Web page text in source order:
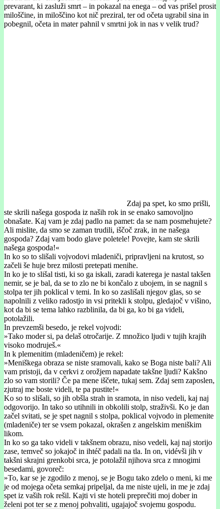
prevarant, ki zasluži smrt – in pokazal na enega – od vas prišel prosit
miloščine, in miloščino kot nič preziral, ter od očeta ugrabil sina in
pobegnil, očeta in mater pahnil v smrtni jok in nas v velik trud?
Zdaj pa spet, ko smo prišli,
ste skrili našega gospoda iz naših rok in se enako samovoljno
obnašate. Kaj vam je zdaj padlo na pamet: da se nam posmehujete?
Ali mislite, da smo se zaman trudili, iščoč zrak, in ne našega
gospoda? Zdaj vam bodo glave poletele! Povejte, kam ste skrili
našega gospoda!«
In ko so to slišali vojvodovi mladeniči, pripravljeni na krutost, so
začeli še huje brez milosti pretepati menihe.
In ko je to slišal tisti, ki so ga iskali, zaradi katerega je nastal takšen
nemir, se je bal, da se to zlo ne bi končalo z ubojem, in se nagnil s
stolpa ter jih poklical v temi. In ko so zaslišali njegov glas, so se
napolnili z veliko radostjo in vsi pritekli k stolpu, gledajoč v višino,
kot da bi se tema lahko razblinila, da bi ga, ko bi ga videli,
potolažili.
In prevzemši besedo, je rekel vojvodi:
»Tako moder si, pa delaš otročarije. Z množico ljudi v tujih krajih
visoko modruješ.«
In k plemenitim (mladeničem) je rekel:
»Meniškega obraza se niste sramovali, kako se Boga niste bali? Ali
vam pristoji, da v cerkvi z orožjem napadate takšne ljudi? Kakšno
zlo so vam storili? Če pa mene iščete, tukaj sem. Zdaj sem zaposlen,
zjutraj me boste videli, te pa pustite!«
Ko so to slišali, so jih obšla strah in sramota, in niso vedeli, kaj naj
odgovorijo. In tako so utihnili in obkolili stolp, straživši. Ko je dan
začel svitati, se je spet nagnil s stolpa, poklical vojvodo in plemenite
(mladeniče) ter se vsem pokazal, okrašen z angelskim meniškim
likom.
In ko so ga tako videli v takšnem obrazu, niso vedeli, kaj naj storijo
zase, temveč so jokajoč in ihtéč padali na tla. In on, vidévši jih v
takšni skrajni grenkobi srca, je potolažil njihova srca z mnogimi
besedami, govoreč:
»To, kar se je zgodilo z menoj, se je Bogu tako zdelo o meni, ki me
je od mojega očeta semkaj pripeljal, da me niste ujeli, in me je zdaj
spet iz vaših rok rešil. Kajti vi ste hoteli preprečiti moj dober in
želeni pot ter se z menoj pohvaliti, ugajajoč svojemu gospodu.